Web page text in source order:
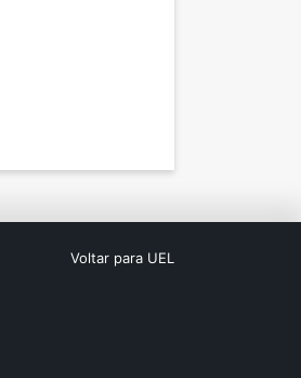
Voltar para UEL